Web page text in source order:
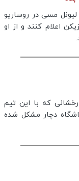
لیونل مسی در روساریو
اعلام کنند و از او
که با این تیم
دچار مشکل شده